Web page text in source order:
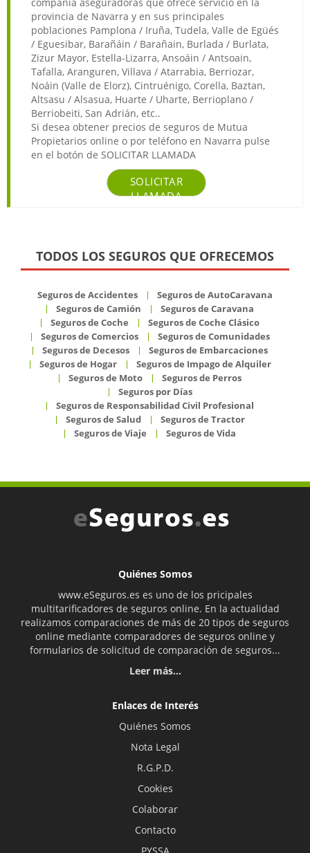
provincia de Navarra y en sus principales
poblaciones Pamplona / Iruña, Tudela, Valle de Egüés
/ Eguesibar, Barañáin / Barañain, Burlada / Burlata,
Zizur Mayor, Estella-Lizarra, Ansoáin / Antsoain,
Tafalla, Aranguren, Villava / Atarrabia, Berriozar,
Noáin (Valle de Elorz), Cintruénigo, Corella, Baztan,
Altsasu / Alsasua, Huarte / Uharte, Berrioplano /
Berriobeiti, San Adrián, etc..
Si desea obtener precios de seguros de Mutua
Propietarios online o por teléfono en Navarra pulse
en el botón de SOLICITAR LLAMADA
SOLICITAR
LLAMADA
TODOS LOS SEGUROS QUE OFRECEMOS
Seguros de Accidentes
Seguros de AutoCaravana
Seguros de Camión
Seguros de Caravana
Seguros de Coche
Seguros de Coche Clásico
Seguros de Comercios
Seguros de Comunidades
Seguros de Decesos
Seguros de Embarcaciones
Seguros de Hogar
Seguros de Impago de Alquiler
Seguros de Moto
Seguros de Perros
Seguros por Días
Seguros de Responsabilidad Civil Profesional
Seguros de Salud
Seguros de Tractor
Seguros de Viaje
Seguros de Vida
Quiénes Somos
www.eSeguros.es es uno de los pricipales
multitarificadores de seguros online. En la actualidad
realizamos comparaciones de más de 20 tipos de seguros
online mediante comparadores de seguros online y
formularios de solicitud de comparación de seguros...
Leer más...
Enlaces de Interés
Quiénes Somos
Nota Legal
R.G.P.D.
Cookies
Colaborar
Contacto